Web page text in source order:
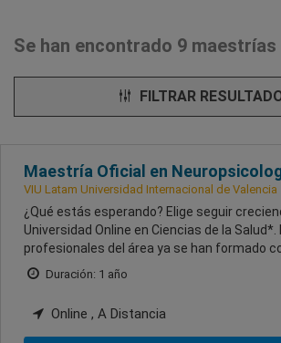
Se han encontrado 9 maestrías
FILTRAR
Maestría Oficial en
VIU Latam Universidad Internacional de Valencia
¿Qué estás esperando? Elige seguir
Universidad Online en Ciencias de la Salud*.
profesionales del área ya se han formado
Duración: 1 año
Online , A Distancia